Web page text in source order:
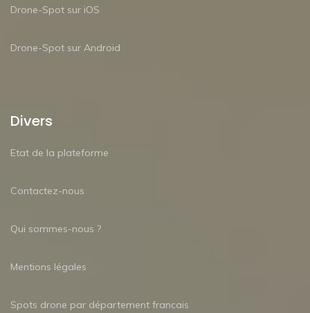
Drone-Spot sur iOS
Drone-Spot sur Android
Divers
Etat de la plateforme
Contactez-nous
Qui sommes-nous ?
Mentions légales
Spots drone par département francais